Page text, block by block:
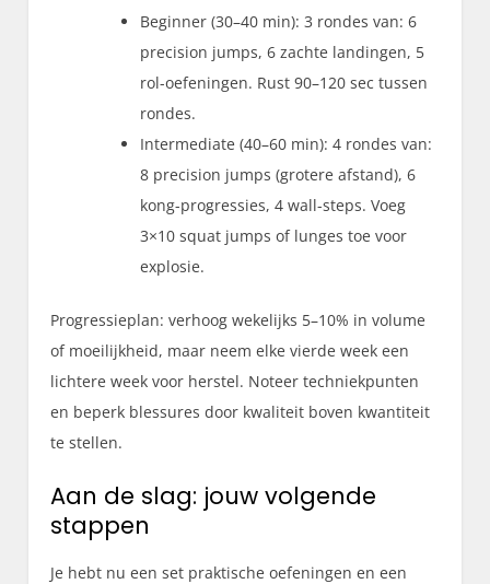
Beginner (30–40 min): 3 rondes van: 6
precision jumps, 6 zachte landingen, 5
rol-oefeningen. Rust 90–120 sec tussen
rondes.
Intermediate (40–60 min): 4 rondes van:
8 precision jumps (grotere afstand), 6
kong-progressies, 4 wall-steps. Voeg
3×10 squat jumps of lunges toe voor
explosie.
Progressieplan: verhoog wekelijks 5–10% in volume
of moeilijkheid, maar neem elke vierde week een
lichtere week voor herstel. Noteer techniekpunten
en beperk blessures door kwaliteit boven kwantiteit
te stellen.
Aan de slag: jouw volgende
stappen
Je hebt nu een set praktische oefeningen en een